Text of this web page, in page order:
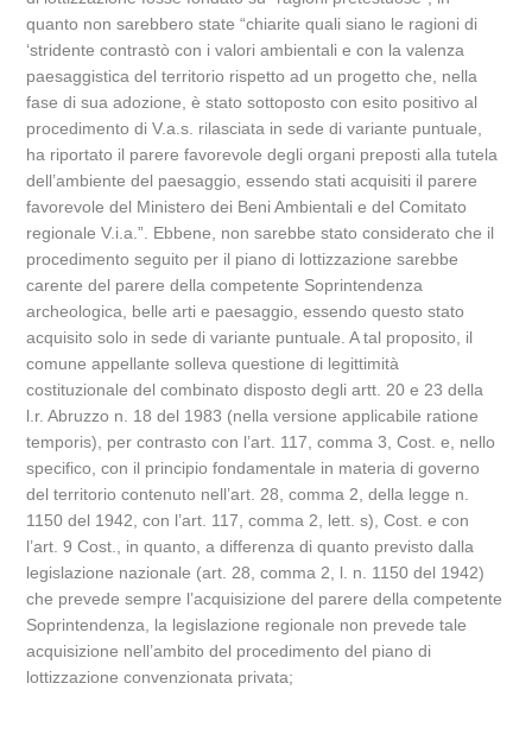
quanto non sarebbero state “chiarite quali siano le ragioni di
‘stridente contrastò con i valori ambientali e con la valenza
paesaggistica del territorio rispetto ad un progetto che, nella
fase di sua adozione, è stato sottoposto con esito positivo al
procedimento di V.a.s. rilasciata in sede di variante puntuale,
ha riportato il parere favorevole degli organi preposti alla tutela
dell’ambiente del paesaggio, essendo stati acquisiti il parere
favorevole del Ministero dei Beni Ambientali e del Comitato
regionale V.i.a.”. Ebbene, non sarebbe stato considerato che il
procedimento seguito per il piano di lottizzazione sarebbe
carente del parere della competente Soprintendenza
archeologica, belle arti e paesaggio, essendo questo stato
acquisito solo in sede di variante puntuale. A tal proposito, il
comune appellante solleva questione di legittimità
costituzionale del combinato disposto degli artt. 20 e 23 della
l.r. Abruzzo n. 18 del 1983 (nella versione applicabile ratione
temporis), per contrasto con l’art. 117, comma 3, Cost. e, nello
specifico, con il principio fondamentale in materia di governo
del territorio contenuto nell’art. 28, comma 2, della legge n.
1150 del 1942, con l’art. 117, comma 2, lett. s), Cost. e con
l’art. 9 Cost., in quanto, a differenza di quanto previsto dalla
legislazione nazionale (art. 28, comma 2, l. n. 1150 del 1942)
che prevede sempre l’acquisizione del parere della competente
Soprintendenza, la legislazione regionale non prevede tale
acquisizione nell’ambito del procedimento del piano di
lottizzazione convenzionata privata;